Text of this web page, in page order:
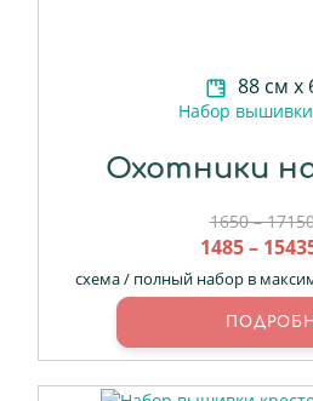
88 см х
Набор
Охотники
1650 –
1485 –
схема / полный набор в